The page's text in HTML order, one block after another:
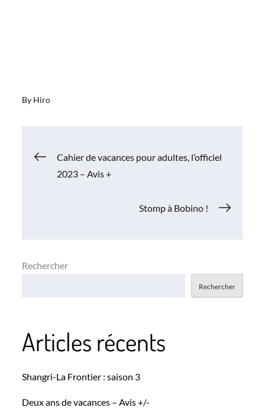
By Hiro
Navigation
Cahier de vacances pour adultes, l’officiel
2023 – Avis +
Stomp à Bobino !
Rechercher
Rechercher
Articles récents
Shangri-La Frontier : saison 3
Deux ans de vacances – Avis +/-